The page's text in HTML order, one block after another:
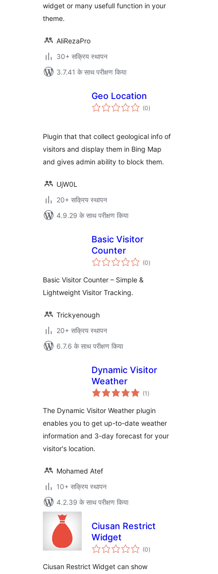
widget or many usefull function in your
theme.
AliRezaPro
30+ सक्रिय स्थापन
3.7.41 के साथ परीक्षण किया
Geo Location
(0कुल
दर)
Plugin that that collect geological info of
visitors and display them in Bing Map
and gives admin ability to block them.
UjW0L
20+ सक्रिय स्थापन
4.9.29 के साथ परीक्षण किया
Basic Visitor
Counter
(0कुल
दर)
Basic Visitor Counter – Simple &
Lightweight Visitor Tracking.
Trickyenough
20+ सक्रिय स्थापन
6.7.6 के साथ परीक्षण किया
Dynamic Visitor
Weather
(1 कुल
दर)
The Dynamic Visitor Weather plugin
enables you to get up-to-date weather
information and 3-day forecast for your
visitor's location.
Mohamed Atef
10+ सक्रिय स्थापन
4.2.39 के साथ परीक्षण किया
Ciusan Restrict
Widget
(0कुल
दर)
Ciusan Restrict Widget can show